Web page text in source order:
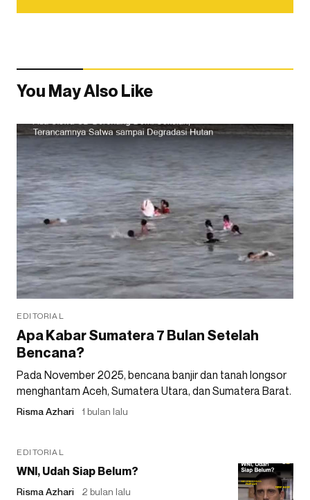
You May Also Like
EDITORIAL
Apa Kabar Sumatera 7 Bulan Setelah
Bencana?
Pada November 2025, bencana banjir dan tanah longsor
menghantam Aceh, Sumatera Utara, dan Sumatera Barat.
Risma Azhari 1 bulan lalu
EDITORIAL
WNI, Udah Siap Belum?
Risma Azhari 2 bulan lalu